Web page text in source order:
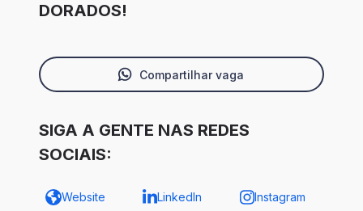
DORADOS!
Compartilhar vaga
SIGA A GENTE NAS REDES
SOCIAIS:
Website LinkedIn Instagram